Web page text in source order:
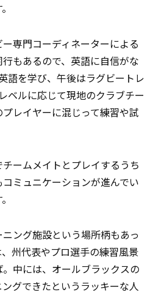
専門コーディネーターによる
もあるので、英語に自信がな
語を学び、午後はラグビートレ
ベルに応じて現地のクラブチー
レイヤーに混じって練習や試
ームメイトとプレイするうち
ミュニケーションが進んでい
ング施設という場所柄もあっ
州代表やプロ選手の練習風景
中には、オールブラックスの
グできたというラッキーな人